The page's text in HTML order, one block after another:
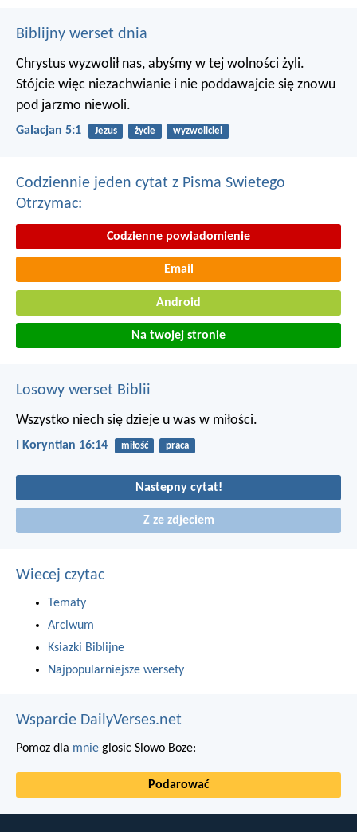
Biblijny werset dnia
Chrystus wyzwolił nas, abyśmy w tej wolności żyli.
Stójcie więc niezachwianie i nie poddawajcie się znowu
pod jarzmo niewoli.
Galacjan 5:1 Jezus życie wyzwoliciel
Codziennie jeden cytat z Pisma Swietego
Otrzymac:
Codzienne powiadomienie
Email
Android
Na twojej stronie
Losowy werset Biblii
Wszystko niech się dzieje u was w miłości.
I Koryntian 16:14 miłość praca
Nastepny cytat!
Z ze zdjeciem
Wiecej czytac
Tematy
Arciwum
Ksiazki Biblijne
Najpopularniejsze wersety
Wsparcie DailyVerses.net
Pomoz dla mnie glosic Slowo Boze:
Podarować